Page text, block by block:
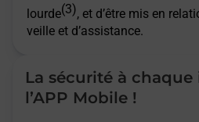
lourde(3), et d’être mis en
veille et d’assistance.
La sécurité à
l’APP Mobile !